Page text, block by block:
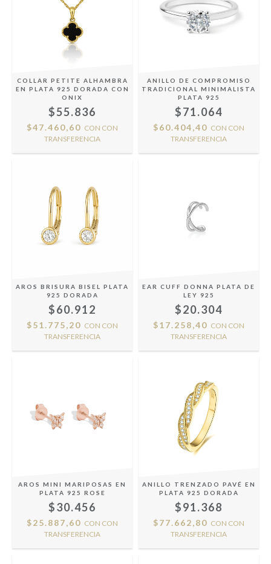
COLLAR PETITE ALHAMBRA
EN PLATA 925 DORADA CON
ONIX
$55.836
$47.460,60 CON CON
TRANSFERENCIA
ANILLO DE COMPROMISO
TRADICIONAL MINIMALISTA
PLATA 925
$71.064
$60.404,40 CON CON
TRANSFERENCIA
AROS BRISURA BISEL PLATA
925 DORADA
$60.912
$51.775,20 CON CON
TRANSFERENCIA
EAR CUFF DONNA PLATA DE
LEY 925
$20.304
$17.258,40 CON CON
TRANSFERENCIA
AROS MINI MARIPOSAS EN
PLATA 925 ROSE
$30.456
$25.887,60 CON CON
TRANSFERENCIA
ANILLO TRENZADO PAVÉ EN
PLATA 925 DORADA
$91.368
$77.662,80 CON CON
TRANSFERENCIA